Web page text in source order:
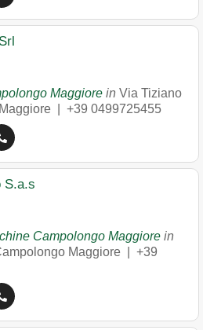
Maggiore in Via Tiziano
+39 0499725455
S.a.s
Campolongo Maggiore in
Maggiore
+39